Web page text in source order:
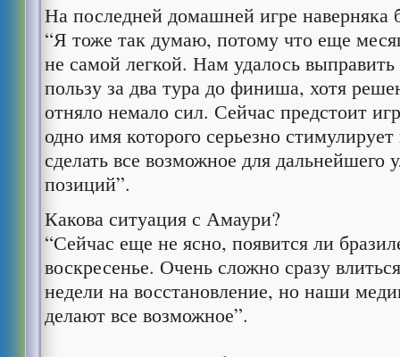
На последней домашней игре наверняка
“Я тоже так думаю, потому что еще
не самой легкой. Нам удалось
пользу за два тура до финиша, хотя
отняло немало сил. Сейчас предстоит
одно имя которого серьезно
сделать все возможное для дальнейшего
позиций”.
Какова ситуация с Амаури?
“Сейчас еще не ясно, появится ли
воскресенье. Очень сложно сразу
недели на восстановление, но наши
делают все возможное”.